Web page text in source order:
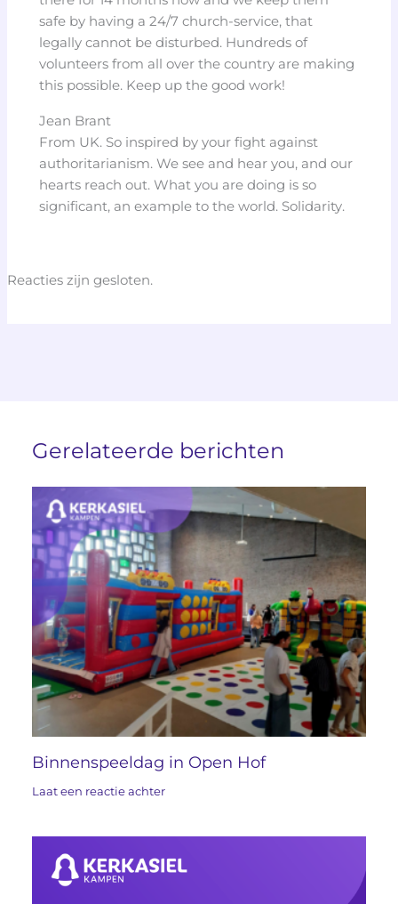
safe by having a 24/7 church-service, that
legally cannot be disturbed. Hundreds of
volunteers from all over the country are making
this possible. Keep up the good work!
Jean Brant
From UK. So inspired by your fight against
authoritarianism. We see and hear you, and our
hearts reach out. What you are doing is so
significant, an example to the world. Solidarity.
Reacties zijn gesloten.
Gerelateerde berichten
Binnenspeeldag in Open Hof
Laat een reactie achter